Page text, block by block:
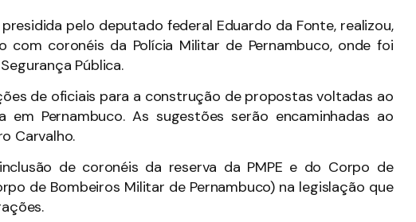
pelo deputado federal Eduardo da Fonte, realizou,
com coronéis da Polícia Militar de Pernambuco, onde foi
Pública.
de oficiais para a construção de propostas voltadas ao
Pernambuco. As sugestões serão encaminhadas ao
Carvalho.
de coronéis da reserva da PMPE e do Corpo de
de Bombeiros Militar de Pernambuco) na legislação que